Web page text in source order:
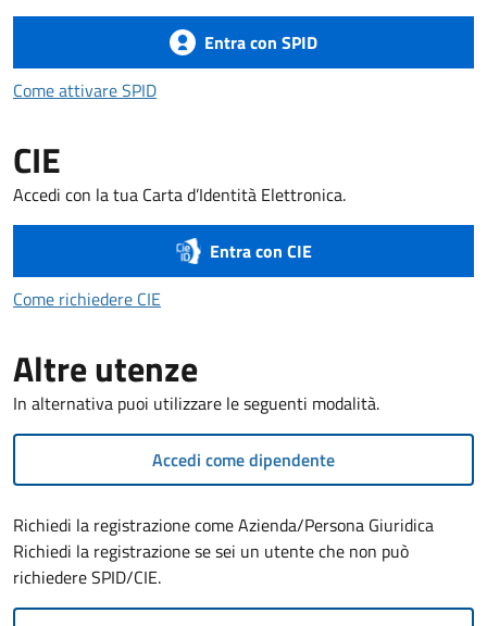
Entra con SPID
Come attivare SPIDCome attivare SPID
CIE
Accedi con la tua Carta d’Identità Elettronica.
Entra con CIE
Come richiedere CIE
Altre utenze
In alternativa puoi utilizzare le seguenti modalità.
Accedi come dipendente
Richiedi la registrazione come Azienda/Persona Giuridica
Richiedi la registrazione se sei un utente che non può
richiedere SPID/CIE.